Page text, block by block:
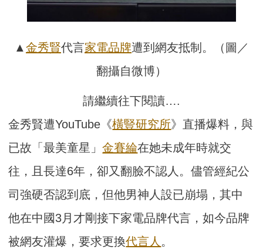
▲ 金秀賢代言家電品牌遭到網友抵制。（圖／
翻攝自微博）
請繼續往下閱讀….
金秀賢遭YouTube《橫豎研究所》直播爆料，與
已故「最美童星」金賽綸在她未成年時就交
往，且長達6年，卻又翻臉不認人。儘管經紀公
司強硬否認到底，但他男神人設已崩塌，其中
他在中國3月才剛接下家電品牌代言，如今品牌
被網友灌爆，要求更換代言人 。